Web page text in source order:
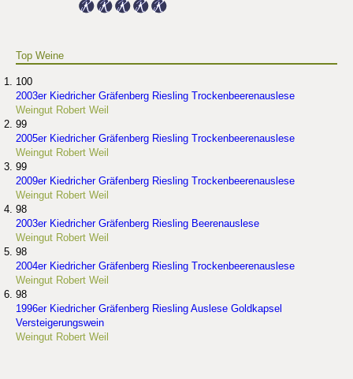
Top Weine
100
2003er Kiedricher Gräfenberg Riesling Trockenbeerenauslese
Weingut Robert Weil
99
2005er Kiedricher Gräfenberg Riesling Trockenbeerenauslese
Weingut Robert Weil
99
2009er Kiedricher Gräfenberg Riesling Trockenbeerenauslese
Weingut Robert Weil
98
2003er Kiedricher Gräfenberg Riesling Beerenauslese
Weingut Robert Weil
98
2004er Kiedricher Gräfenberg Riesling Trockenbeerenauslese
Weingut Robert Weil
98
1996er Kiedricher Gräfenberg Riesling Auslese Goldkapsel
Versteigerungswein
Weingut Robert Weil